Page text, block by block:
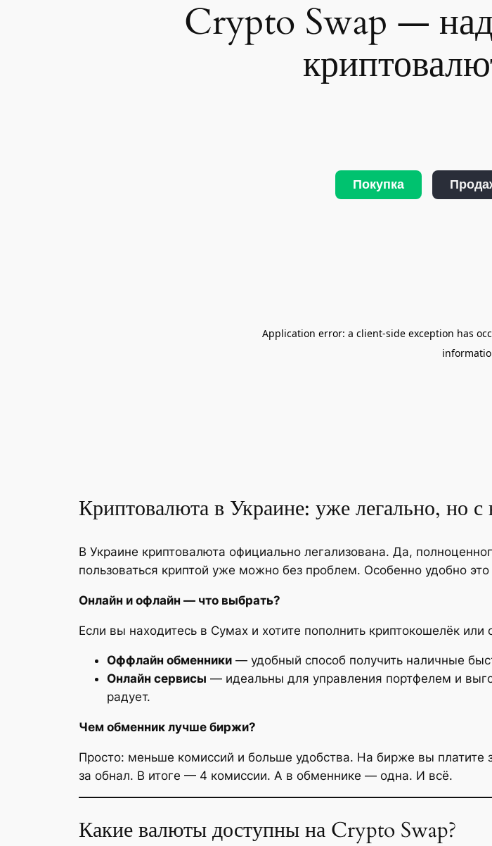
Crypto Swap —
Покупка
Криптовалюта в Украине: уже легально, но
В Украине криптовалюта официально легализована. Да,
пользоваться криптой уже можно без проблем. Особенно удобно
Онлайн и офлайн — что выбрать?
Если вы находитесь в Сумах и хотите пополнить криптокошелёк или
Оффлайн обменники — удобный способ получить наличные
Онлайн сервисы — идеальны для управления портфелем и
радует.
Чем обменник лучше биржи?
Просто: меньше комиссий и больше удобства. На бирже вы
за обнал. В итоге — 4 комиссии. А в обменнике — одна. И всё.
Какие валюты доступны на Crypto Swap?